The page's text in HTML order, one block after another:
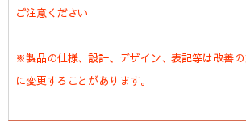
ご注意ください
※製品の仕様、設計、デザイン、表記等は改善
に変更することがあります。